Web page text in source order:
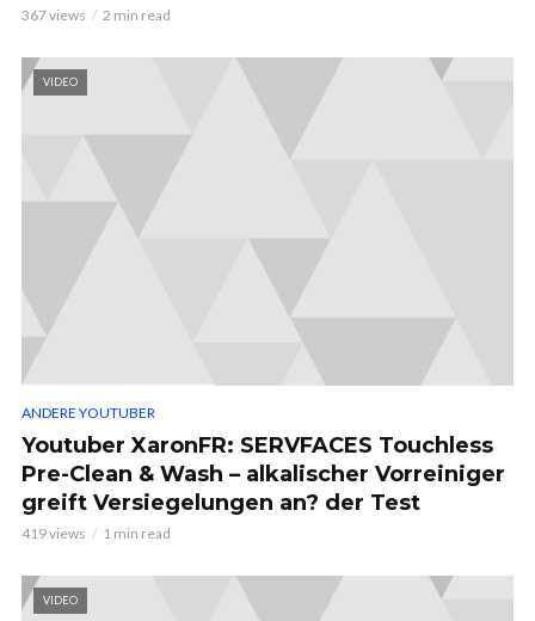
367 views 2 min read
VIDEO
ANDERE YOUTUBER
Youtuber XaronFR: SERVFACES Touchless
Pre-Clean & Wash – alkalischer Vorreiniger
greift Versiegelungen an? der Test
419 views 1 min read
VIDEO